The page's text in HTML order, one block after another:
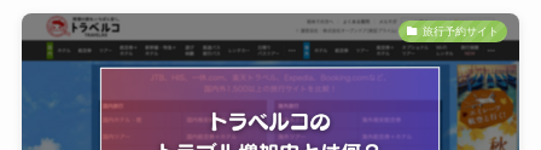
旅行予約サイト